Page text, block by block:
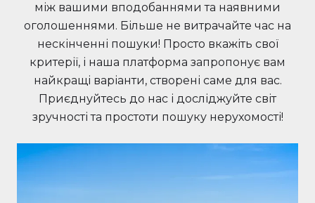
між вашими вподобаннями та наявними
оголошеннями. Більше не витрачайте час на
нескінченні пошуки! Просто вкажіть свої
критерії, і наша платформа запропонує вам
найкращі варіанти, створені саме для вас.
Приєднуйтесь до нас і досліджуйте світ
зручності та простоти пошуку нерухомості!